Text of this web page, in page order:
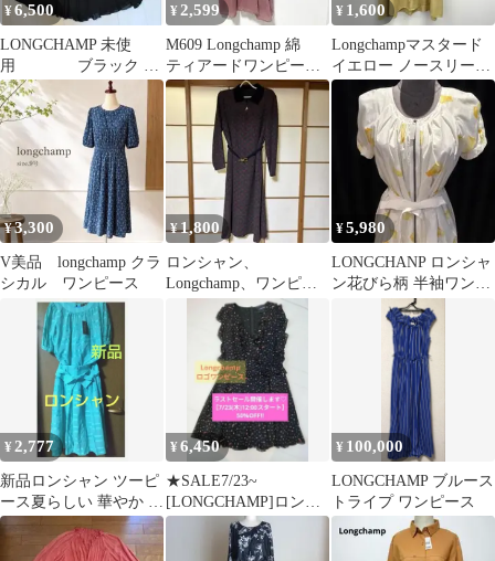
¥6,500
LONGCHAMP 未使
用 ブラック ワ
ンピース
¥2,599
M609 Longchamp 綿
ティアードワンピー
ス ピンク ノースリ
ーブ
¥ 1,600
Longchampマスタード
イエロー ノースリーブ
ロングワンピース ジレ
羽織
¥3,300
V美品 longchamp クラ
シカル ワンピース
¥1,800
ロンシャン、
Longchamp、ワンピー
ス、長袖
¥5,980
LONGCHANP ロンシャ
ン花びら柄 半袖ワンピ
ース ダブルジップ
¥ 2,777
新品ロンシャン ツーピ
ース夏らしい 華やか リ
ボンベルトが可愛い 透
け感 軽い
¥6,450
★SALE7/23~
[LONGCHAMP]ロンシ
ャンロゴ柄カシュクー
ワンピース黒
¥ 100,000
LONGCHAMP ブルース
トライプ ワンピース